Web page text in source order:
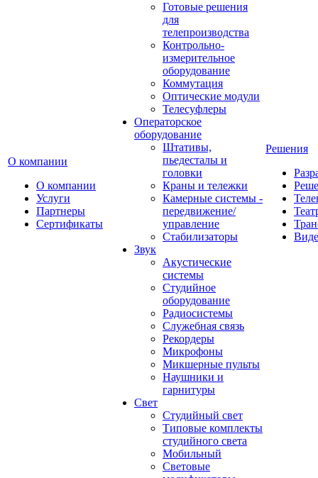
О компании
О компании
Услуги
Партнеры
Сертификаты
Готовые решения
для
телепроизводства
Контрольно-
измерительное
оборудование
Коммутация
Оптические модули
Телесуфлеры
Операторское
оборудование
Штативы,
пьедесталы и
головки
Краны и тележки
Камерные системы -
передвижение/
управление
Стабилизаторы
Звук
Акустические
системы
Студийное
оборудование
Радиосистемы
Служебная связь
Рекордеры
Микрофоны
Микшерные пульты
Наушники и
гарнитуры
Свет
Студийный свет
Типовые комплекты
студийного света
Мобильный
Световые
Решения